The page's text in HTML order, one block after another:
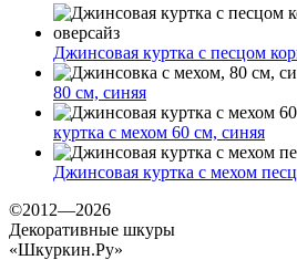
Джинсовая куртка с песцом
80 см, синяя
куртка с мехом 60 см, синяя
Джинсовая куртка с мехом
©2012—2026
Декоративные шкуры
«Шкуркин.Ру»